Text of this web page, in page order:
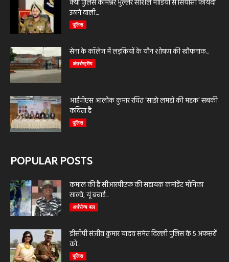
क्या पुलिस कमिश्नर भुल्लर सोशल मीडिया से सियासी फायदा
उठाने वाली...
पुलिस
सेना के कॉलेज में लड़कियों के यौन शोषण की खौफनाक...
अंतर्राष्ट्रीय
आईपीएस आलोक कुमार रचित ‘साझे लमहों की महक’ सबकी
कविता है
पुलिस
POPULAR POSTS
कमाल की है सीआरपीएफ की सहायक कमांडेंट मोनिका
साल्वे, यूं बचाई...
अर्धसैन्य बल
डीसीपी संजीव कुमार यादव समेत दिल्ली पुलिस के 5 अफसरों
को...
पुलिस